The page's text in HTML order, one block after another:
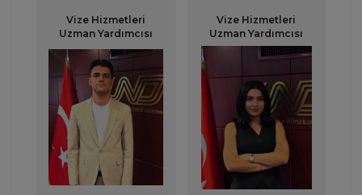
Vize Hizmetleri
Uzman Yardımcısı
Vize Hizmetleri
Uzman Yardımcısı